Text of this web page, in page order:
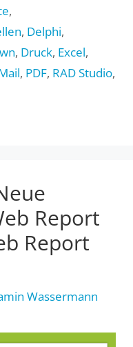
,
, Delphi,
, Druck, Excel,
, PDF, RAD Studio,
Report
Report
Wassermann